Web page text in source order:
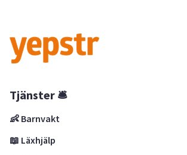
Tjänster 🛎
👶 Barnvakt
📖 Läxhjälp